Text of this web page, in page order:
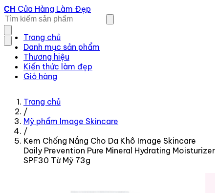
CH Cửa Hàng Làm Đẹp
Trang chủ
Danh mục sản phẩm
Thương hiệu
Kiến thức làm đẹp
Giỏ hàng
Trang chủ
/
Mỹ phẩm Image Skincare
/
Kem Chống Nắng Cho Da Khô Image Skincare
Daily Prevention Pure Mineral Hydrating Moisturizer
SPF30 Từ Mỹ 73g